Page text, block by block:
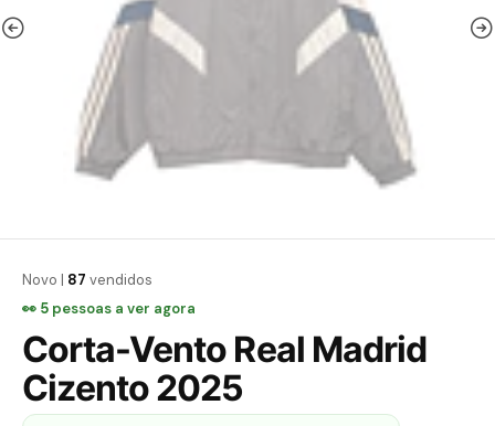
Novo | 87 vendidos
👀 5 pessoas a ver agora
Corta-Vento Real Madrid
Cizento 2025